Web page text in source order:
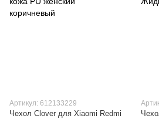
Артикул: 612133229
Чехол Clover для Xiaomi Redmi